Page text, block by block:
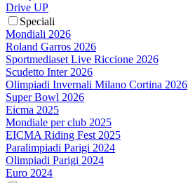
Drive UP
Speciali
Mondiali 2026
Roland Garros 2026
Sportmediaset Live Riccione 2026
Scudetto Inter 2026
Olimpiadi Invernali Milano Cortina 2026
Super Bowl 2026
Eicma 2025
Mondiale per club 2025
EICMA Riding Fest 2025
Paralimpiadi Parigi 2024
Olimpiadi Parigi 2024
Euro 2024